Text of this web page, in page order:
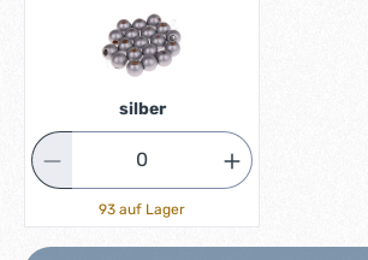
silber
93 auf Lager